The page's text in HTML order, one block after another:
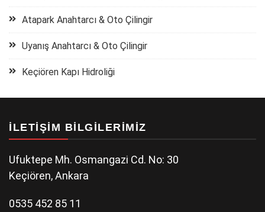
Atapark Anahtarcı & Oto Çilingir
Uyanış Anahtarcı & Oto Çilingir
Keçiören Kapı Hidroliği
İLETIŞIM BILGILERIMIZ
Ufuktepe Mh. Osmangazi Cd. No: 30
Keçiören, Ankara
0535 452 85 11